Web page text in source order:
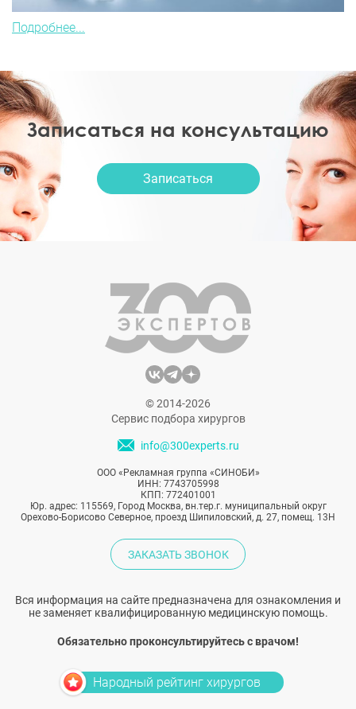
Подробнее...
Записаться на консультацию
Записаться
© 2014-2026
Сервис подбора хирургов
info@300experts.ru
ООО «Рекламная группа «СИНОБИ»
ИНН: 7743705998
КПП: 772401001
Юр. адрес: 115569, Город Москва, вн.тер.г. муниципальный округ
Орехово-Борисово Северное, проезд Шипиловский, д. 27, помещ. 13Н
ЗАКАЗАТЬ ЗВОНОК
Вся информация на сайте предназначена для ознакомления и
не заменяет квалифицированную медицинскую помощь.
Обязательно проконсультируйтесь с врачом!
Народный рейтинг хирургов